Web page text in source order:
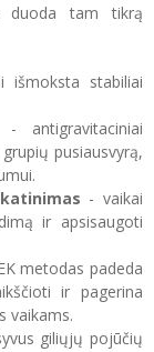
duoda tam tikrą
stabiliai
- antigravitaciniai
pusiausvyrą,
- vaikai
ir apsisaugoti
metodas padeda
ir pagerina
vaikams.
giliųjų pojūčių